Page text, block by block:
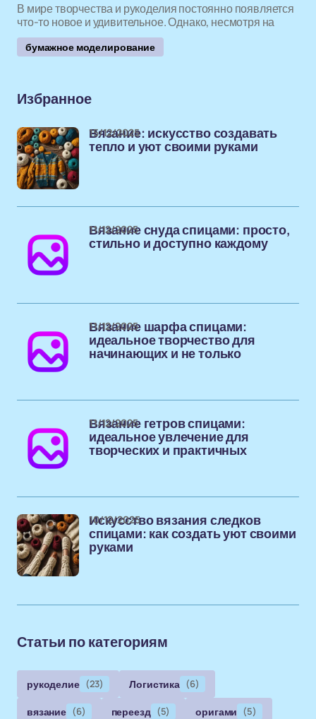
В мире творчества и рукоделия постоянно появляется
что-то новое и удивительное. Однако, несмотря на
бумажное моделирование
Избранное
Вязание: искусство создавать
тепло и уют своими руками
15/12/2025
Вязание снуда спицами: просто,
стильно и доступно каждому
11/12/2025
Вязание шарфа спицами:
идеальное творчество для
начинающих и не только
11/12/2025
Вязание гетров спицами:
идеальное увлечение для
творческих и практичных
11/12/2025
Искусство вязания следков
спицами: как создать уют своими
руками
10/12/2025
Статьи по категориям
рукоделие (23) Логистика (6)
вязание (6) переезд (5) оригами (5)